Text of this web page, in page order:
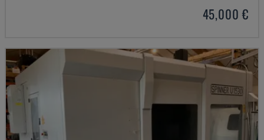
45,000 €